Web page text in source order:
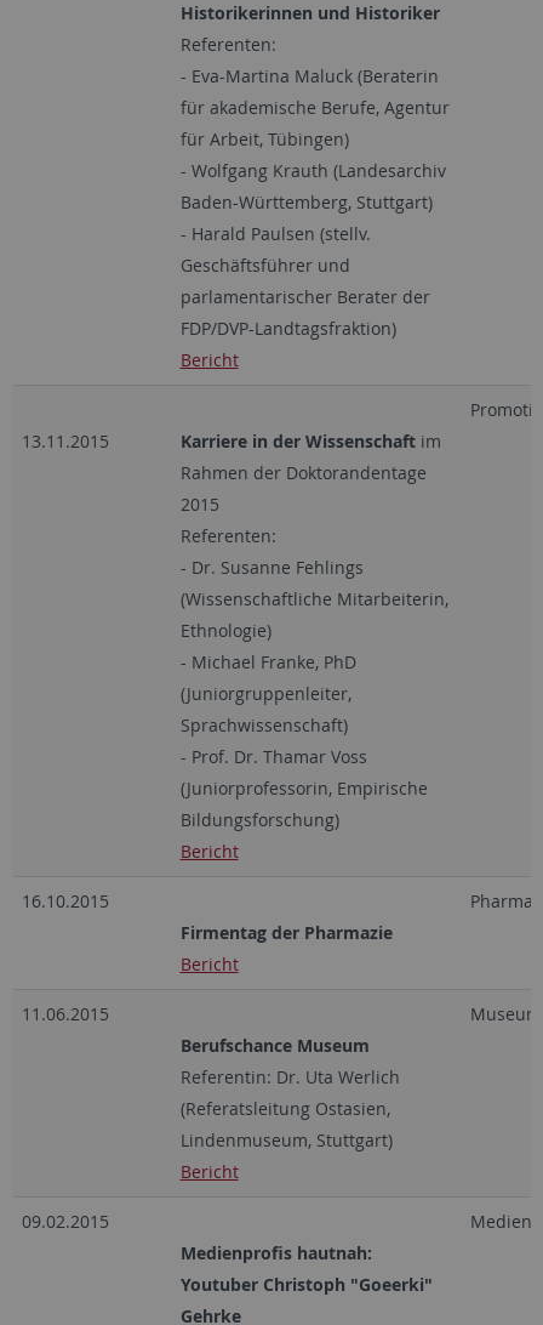
Historikerinnen und Historiker
Referenten:
- Eva-Martina Maluck (Beraterin
für akademische Berufe, Agentur
für Arbeit, Tübingen)
- Wolfgang Krauth (Landesarchiv
Baden-Württemberg, Stuttgart)
- Harald Paulsen (stellv.
Geschäftsführer und
parlamentarischer Berater der
FDP/DVP-Landtagsfraktion)
Bericht
13.11.2015 Karriere in der Wissenschaftim
Rahmen der Doktorandentage
2015
Referenten:
- Dr. Susanne Fehlings
(Wissenschaftliche Mitarbeiterin,
Ethnologie)
- Michael Franke, PhD
(Juniorgruppenleiter,
Sprachwissenschaft)
- Prof. Dr. Thamar Voss
(Juniorprofessorin, Empirische
Bildungsforschung)
Bericht
16.10.2015
Firmentag der Pharmazie
Bericht
11.06.2015
Berufschance Museum
Referentin: Dr. Uta Werlich
(Referatsleitung Ostasien,
Lindenmuseum, Stuttgart)
Bericht
Museum
09.02.2015
Medienprofis hautnah:
Youtuber Christoph "Goeerki"
Gehrke
Medien,